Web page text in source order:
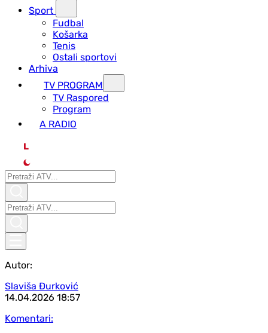
Sport
Fudbal
Košarka
Tenis
Ostali sportovi
Arhiva
TV PROGRAM
ТV Raspored
Program
A RADIO
L
Autor:
Slaviša Đurković
14.04.2026 18:57
Komentari: